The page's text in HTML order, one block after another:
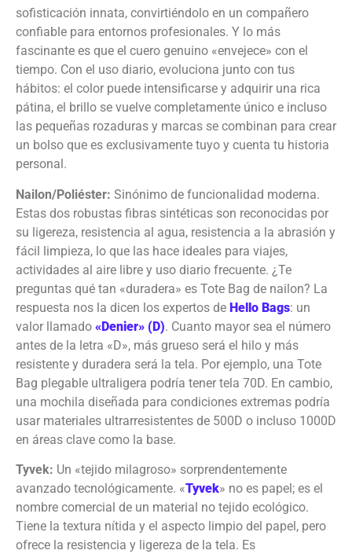
sofisticación innata, convirtiéndolo en un compañero
confiable para entornos profesionales. Y lo más
fascinante es que el cuero genuino «envejece» con el
tiempo. Con el uso diario, evoluciona junto con tus
hábitos: el color puede intensificarse y adquirir una rica
pátina, el brillo se vuelve completamente único e incluso
las pequeñas rozaduras y marcas se combinan para crear
un bolso que es exclusivamente tuyo y cuenta tu historia
personal.
Nailon/Poliéster: Sinónimo de funcionalidad moderna.
Estas dos robustas fibras sintéticas son reconocidas por
su ligereza, resistencia al agua, resistencia a la abrasión y
fácil limpieza, lo que las hace ideales para viajes,
actividades al aire libre y uso diario frecuente. ¿Te
preguntas qué tan «duradera» es Tote Bag de nailon? La
respuesta nos la dicen los expertos de Hello Bags: un
valor llamado «Denier» (D). Cuanto mayor sea el número
antes de la letra «D», más grueso será el hilo y más
resistente y duradera será la tela. Por ejemplo, una Tote
Bag plegable ultraligera podría tener tela 70D. En cambio,
una mochila diseñada para condiciones extremas podría
usar materiales ultrarresistentes de 500D o incluso 1000D
en áreas clave como la base.
Tyvek: Un «tejido milagroso» sorprendentemente
avanzado tecnológicamente. «Tyvek» no es papel; es el
nombre comercial de un material no tejido ecológico.
Tiene la textura nítida y el aspecto limpio del papel, pero
ofrece la resistencia y ligereza de la tela. Es